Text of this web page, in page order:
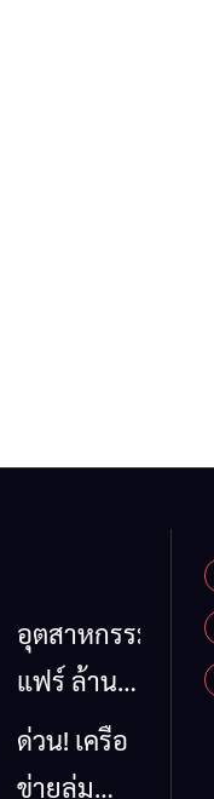
อุตสาหกรรม
แฟร์ ล้าน
นาตะวัน
ออก
ด่วน! เครือ
ข่ายลุ่มน้ำ